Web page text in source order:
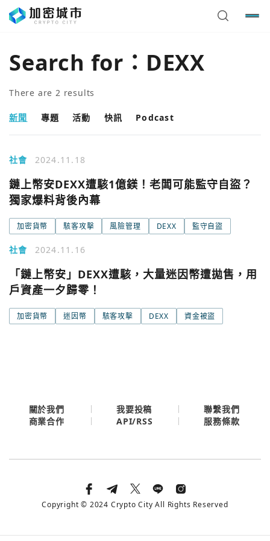
Search for： DEXX
There are 2 results
新聞 專題 活動 快訊 Podcast
社會 2024.11.18
鏈上幣安DEXX遭駭1億鎂！老闆可能監守自盜？
獨家爆料背後內幕
加密貨幣 駭客攻擊 風險管理 DEXX 監守自盜
社會 2024.11.16
「鏈上幣安」DEXX遭駭，大量迷因幣遭拋售，用
戶資產一夕歸零！
加密貨幣 迷因幣 駭客攻擊 DEXX 資金被盜
使用以下帳號繼續
Google
Apple
您已閒置5分鐘，請點擊關閉按鈕或空白處，即可回到加密
今日熱門
關於我們 我要投稿
聯繫我們
商業合作
API/RSS 服務條款
Copyright © 2024 Crypto City All Rights Reserved